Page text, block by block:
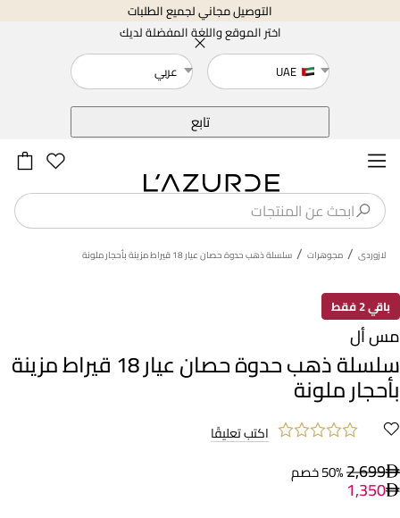
التوصيل مجاني لجميع الطلبات
اختر الموقع واللغة المفضلة لديك
UAE
عربي
تابع
لازوردى / مجوهرات / سلسلة ذهب حدوة حصان عيار 18 قيراط مزينة بأحجار ملونة
باقي 2 فقط
مس أل
سلسلة ذهب حدوة حصان عيار 18 قيراط مزينة
بأحجار ملونة
اكتب تعليقًا
2,69950% خصم
1,350